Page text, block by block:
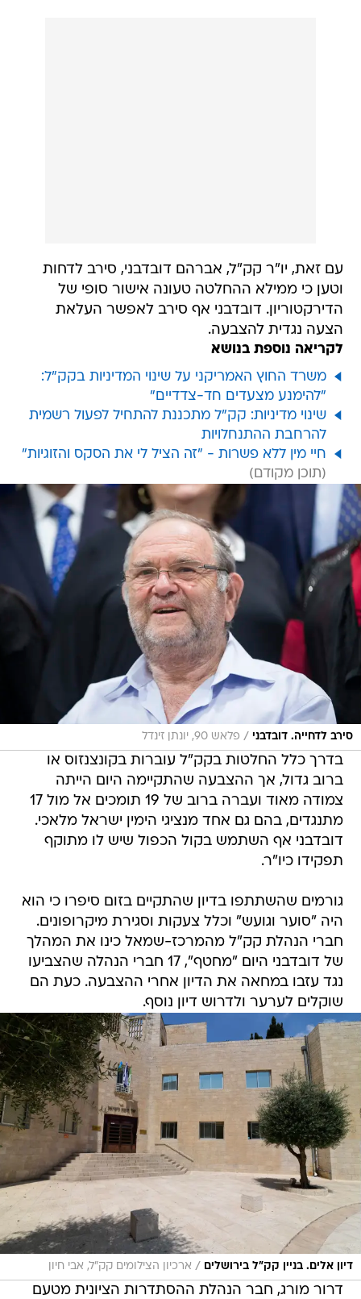
עם זאת, יו"ר קק"ל, אברהם דובדבני, סירב לדחות
וטען כי ממילא ההחלטה טעונה אישור סופי של
הדירקטוריון. דובדבני אף סירב לאפשר העלאת
הצעה נגדית להצבעה.
לקריאה נוספת בנושא
משרד החוץ האמריקני על שינוי המדיניות בקק"ל:
"להימנע מצעדים חד-צדדיים"
שינוי מדיניות: קק"ל מתכננת להתחיל לפעול רשמית
להרחבת ההתנחלויות
חיי מין ללא פשרות - "זה הציל לי את הסקס והזוגיות"
סירב לדחייה. דובדבני / פלאש 90, יונתן זינדל
בדרך כלל החלטות בקק"ל עוברות בקונצנזוס או
ברוב גדול, אך ההצבעה שהתקיימה היום הייתה
צמודה מאוד ועברה ברוב של 19 תומכים אל מול 17
מתנגדים, בהם גם אחד מנציגי הימין ישראל מלאכי.
דובדבני אף השתמש בקול הכפול שיש לו מתוקף
תפקידו כיו"ר.
גורמים שהשתתפו בדיון שהתקיים בזום סיפרו כי הוא
היה "סוער וגועש" וכלל צעקות וסגירת מיקרופונים.
חברי הנהלת קק"ל מהמרכז-שמאל כינו את המהלך
של דובדבני היום "מחטף", 17 חברי הנהלה שהצביעו
נגד עזבו במחאה את הדיון אחרי ההצבעה. כעת הם
שוקלים לערער ולדרוש דיון נוסף.
דיון אלים. בניין קק"ל בירושלים / ארכיון הצילומים קק"ל, אבי חיון
דרור מורג, חבר הנהלת ההסתדרות הציונית מטעם